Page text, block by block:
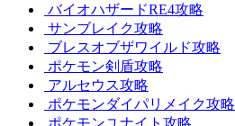
バイオハザードRE4攻略
サンブレイク攻略
ブレスオブザワイルド攻略
ポケモン剣盾攻略
アルセウス攻略
ポケモンダイパリメイク攻略